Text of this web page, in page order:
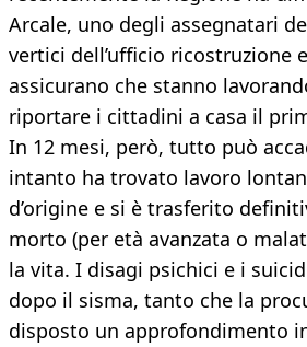
Arcale, uno degli assegnatari
vertici dell’ufficio ricostruzione
assicurano che stanno
riportare i cittadini a casa il
In 12 mesi, però, tutto può
intanto ha trovato lavoro
d’origine e si è trasferito
morto (per età avanzata o
la vita. I disagi psichici e i
dopo il sisma, tanto che la
disposto un approfondimento